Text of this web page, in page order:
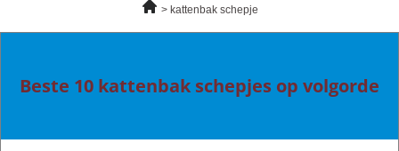
kattenbak schepje
Beste 10 kattenbak schepjes op volgorde